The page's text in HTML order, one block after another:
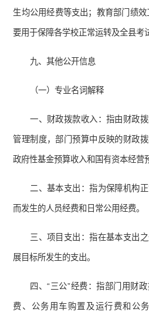
生均公用经费等支出；教育部门绩
要用于保障各学校正常运转及全县考
九、其他公开信息
（一）专业名词解释
一、财政拨款收入：指由财政
管理制度，部门预算中反映的财政
政府性基金预算收入和国有资本经营
二、基本支出：指为保障机构
而发生的人员经费和日常公用经费。
三、项目支出：指在基本支出
展目标所发生的支出。
四、“三公”经费：指部门用财
费、公务用车购置及运行费和公